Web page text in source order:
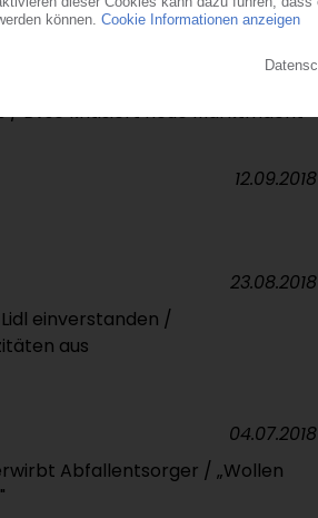
„Der Grüne Punkt" bleibt
/ Bvse kritisiert neue Marktmacht
12.09.2018
einverstanden /
aus
23.08.2018
Abfallentsorger / „Wollen
04.07.2018